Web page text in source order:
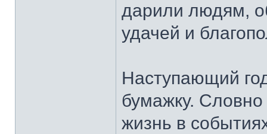
дарили людям,
удачей и
Наступающий
бумажку.
жизнь в